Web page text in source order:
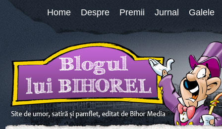
Home Despre Premii Jurnal Galele